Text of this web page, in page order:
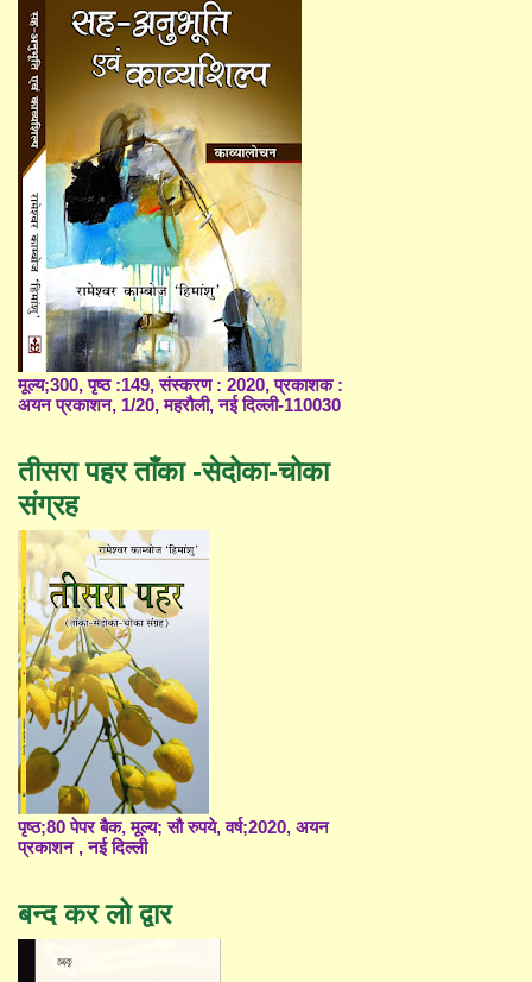
मूल्य;300, पृष्ठ :149, संस्करण : 2020, प्रकाशक :
अयन प्रकाशन, 1/20, महरौली, नई दिल्ली-110030
तीसरा पहर ताँका -सेदोका-चोका
संग्रह
पृष्ठ;80 पेपर बैक, मूल्य; सौ रुपये, वर्ष;2020, अयन
प्रकाशन , नई दिल्ली
बन्द कर लो द्वार